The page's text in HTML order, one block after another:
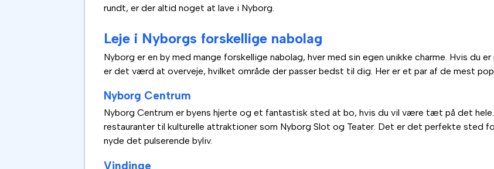
rundt, er der altid noget at lave i Nyborg.
Leje i Nyborgs forskellige nabolag
Nyborg er en by med mange forskellige nabolag, hver med sin egen unikke charme. Hvis du
er det værd at overveje, hvilket område der passer bedst til dig. Her er et par af de mest
Nyborg Centrum
Nyborg Centrum er byens hjerte og et fantastisk sted at bo, hvis du vil være tæt på det
restauranter til kulturelle attraktioner som Nyborg Slot og Teater. Det er det perfekte sted
nyde det pulserende byliv.
Vindinge